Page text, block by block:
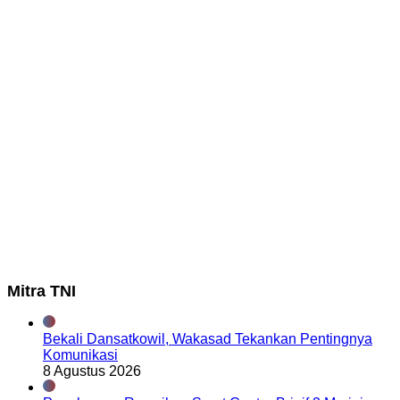
Mitra TNI
Bekali Dansatkowil, Wakasad Tekankan Pentingnya
Komunikasi
8 Agustus 2026